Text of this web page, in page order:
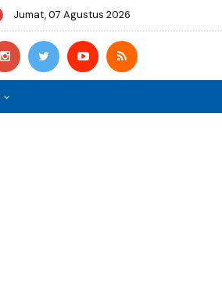
Jumat, 07 Agustus 2026